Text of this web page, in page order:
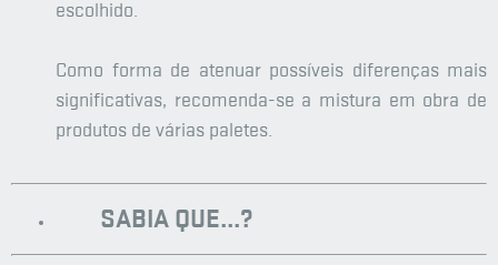
escolhido.
Como forma de atenuar possíveis diferenças mais
significativas, recomenda-se a mistura em obra de
produtos de várias paletes.
SABIA QUE...?